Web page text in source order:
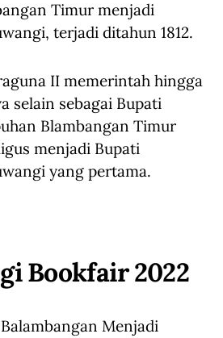
Timur menjadi
terjadi ditahun 1812.
II memerintah hingga
selain sebagai Bupati
Blambangan Timur
menjadi Bupati
yang pertama.
Bookfair 2022
Menjadi